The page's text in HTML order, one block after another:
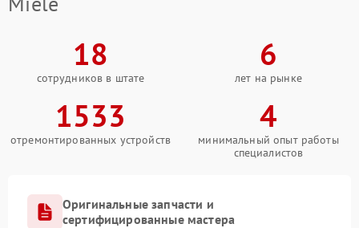
18
сотрудников в штате
6
лет на рынке
1533
отремонтированных устройств
4
минимальный опыт работы
специалистов
Оригинальные запчасти и
сертифицированные мастера